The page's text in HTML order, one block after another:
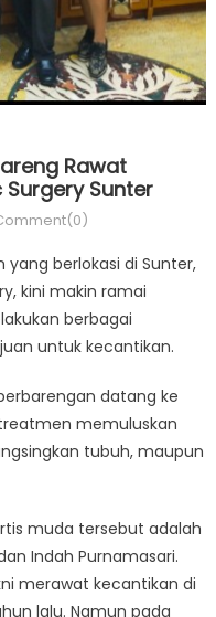
Rawat
Surgery Sunter
yang berlokasi di Sunter,
kini makin ramai
berbagai
untuk kecantikan.
datang ke
memuluskan
tubuh, maupun
muda tersebut adalah
Indah Purnamasari.
merawat kecantikan di
lalu. Namun pada